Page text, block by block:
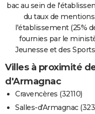
bac au sein de
du taux de
l'établissement (25%
fournies par le
Jeunesse et des
Villes à proximité
d'Armagnac
Cravencères (32110)
Salles-d'Armagnac